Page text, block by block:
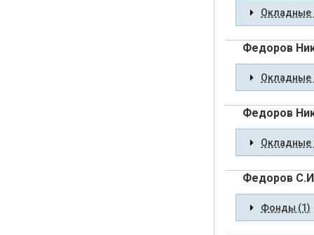
Окладные
Федоров
Окладные
Федоров
Окладные
Федоров
Фонды (1)